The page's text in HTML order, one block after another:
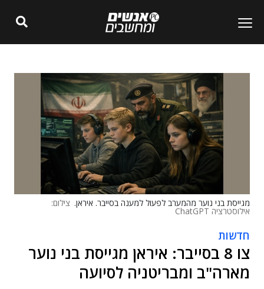
מגייסת בני נוער מהמערב לפעול למענה בסייבר. איראן. צילום:
אילוסטרציה ChatGPT
חדשות
צו 8 בסייבר: איראן מגייסת בני נוער
מארה"ב ומבריטניה לסיועה